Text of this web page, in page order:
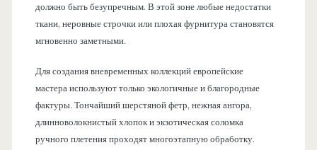
должно быть безупречным. В этой зоне любые недостатки
ткани, неровные строчки или плохая фурнитура становятся
мгновенно заметными.
Для создания вневременных коллекций европейские
мастера используют только экологичные и благородные
фактуры. Тончайший шерстяной фетр, нежная ангора,
длинноволокнистый хлопок и экзотическая соломка
ручного плетения проходят многоэтапную обработку.